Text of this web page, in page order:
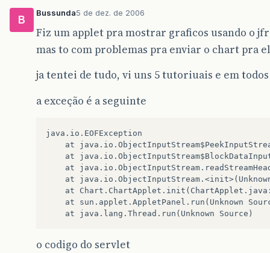
B
Bussunda5 de dez. de 2006
Fiz um applet pra mostrar graficos usando o
mas to com problemas pra enviar o chart pra
ja tentei de tudo, vi uns 5 tutoriuais e em
a exceção é a seguinte
java.io.EOFException
o codigo do servlet